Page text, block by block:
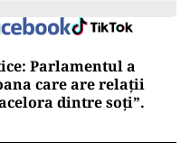
Parlamentul a
care are relații
dintre soți”.